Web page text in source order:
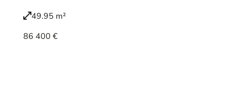
49.95 m²
86 400 €